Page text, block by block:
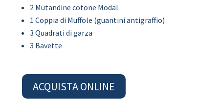
2 Mutandine cotone Modal
1 Coppia di Muffole (guantini antigraffio)
3 Quadrati di garza
3 Bavette
ACQUISTA ONLINE